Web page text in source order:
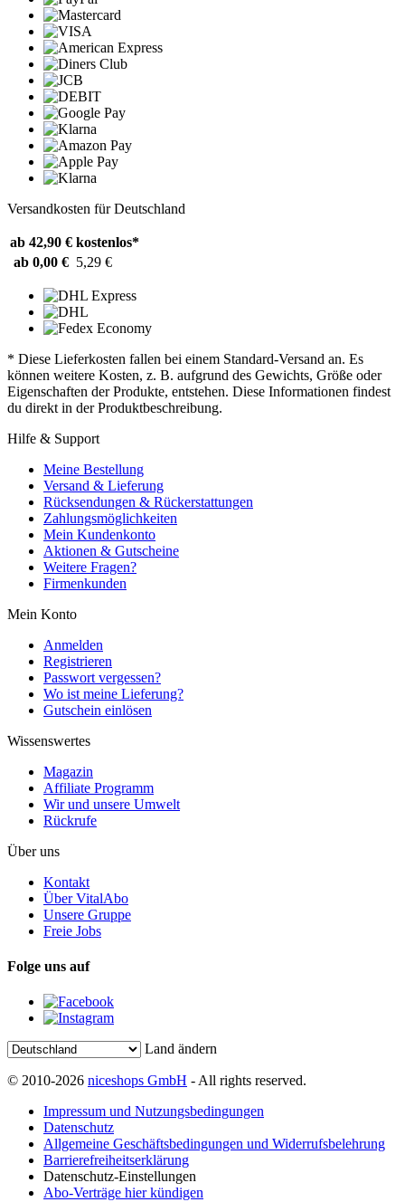
Versandkosten für Deutschland
ab 42,90 € kostenlos*
ab 0,00 € 5,29 €
* Diese Lieferkosten fallen bei einem Standard-Versand an. Es
können weitere Kosten, z. B. aufgrund des Gewichts, Größe oder
Eigenschaften der Produkte, entstehen. Diese Informationen findest
du direkt in der Produktbeschreibung.
Hilfe & Support
Meine Bestellung
Versand & Lieferung
Rücksendungen & Rückerstattungen
Zahlungsmöglichkeiten
Mein Kundenkonto
Aktionen & Gutscheine
Weitere Fragen?
Firmenkunden
Mein Konto
Anmelden
Registrieren
Passwort vergessen?
Wo ist meine Lieferung?
Gutschein einlösen
Wissenswertes
Magazin
Affiliate Programm
Wir und unsere Umwelt
Rückrufe
Über uns
Kontakt
Über VitalAbo
Unsere Gruppe
Freie Jobs
Folge uns auf
Land ändern
© 2010-2026 niceshops GmbH - All rights reserved.
Impressum und Nutzungsbedingungen
Datenschutz
Allgemeine Geschäftsbedingungen und Widerrufsbelehrung
Barrierefreiheitserklärung
Datenschutz-Einstellungen
Abo-Verträge hier kündigen